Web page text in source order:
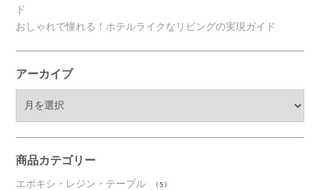
ド
おしゃれで憧れる！ホテルライクなリビングの実現ガイド
アーカイブ
ブ
商品カテゴリー
エポキシ・レジン・テーブル (5)